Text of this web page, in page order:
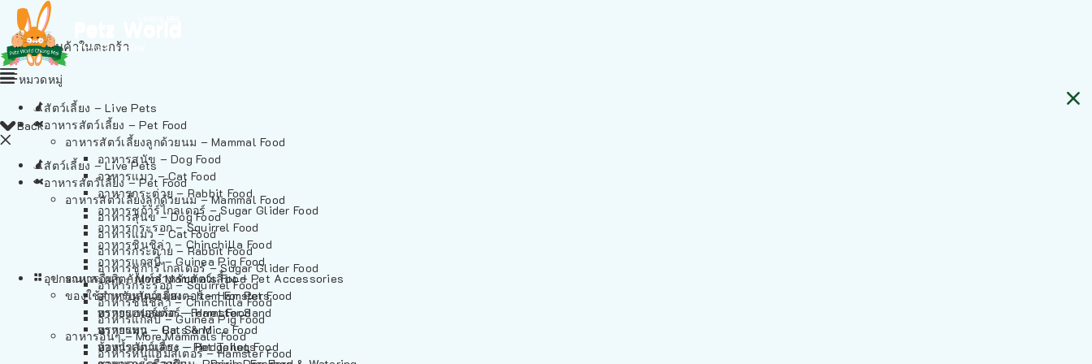
ไม่มีสินค้าในตะกร้า
Back
สัตว์เลี้ยง – Live Pets
อาหารสัตว์เลี้ยง – Pet Food
อาหารสัตว์เลี้ยงลูกด้วยนม – Mammal Food
อาหารสุนัข – Dog Food
อาหารแมว – Cat Food
อาหารกระต่าย – Rabbit Food
อาหารชูก้าร์ไกลเดอร์ – Sugar Glider Food
อาหารกระรอก – Squirrel Food
อาหารชินชิล่า – Chinchilla Food
อาหารแกสบี้ – Guinea Pig Food
อาหารอื่นๆ – More Mammals Food
อาหารหนูแฮมสเตอร์ – Hamster Food
หมวดหมู่
สัตว์เลี้ยง – Live Pets
อาหารสัตว์เลี้ยง – Pet Food
อาหารสัตว์เลี้ยงลูกด้วยนม – Mammal Food
อาหารสุนัข – Dog Food
อาหารแมว – Cat Food
อาหารกระต่าย – Rabbit Food
อาหารชูก้าร์ไกลเดอร์ – Sugar Glider Food
อาหารกระรอก – Squirrel Food
อาหารชินชิล่า – Chinchilla Food
อาหารแกสบี้ – Guinea Pig Food
อาหารอื่นๆ – More Mammals Food
อาหารหนูแฮมสเตอร์ – Hamster Food
อาหารเฟอร์เร็ต – Ferret Food
อาหารหนู – Rats & Mice Food
อาหารเม่นแคระ – Hedgehog Food
อุปกรณและผลิตภัณฑ์สำหรับสัตว์เลี้ยง – Pet Accessories
ของใช้สำหรับสัตว์เลี้ยง – Item For Pets
ทรายแฮมสเตอร์ – Hamster Sand
ทรายแมว – Cat Sand
ห้องน้ำสัตว์เลี้ยง – Pet Toilets